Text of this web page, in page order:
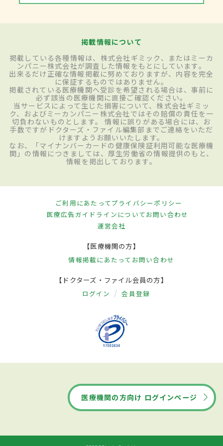
掲載情報について
掲載している各種情報は、株式会社ギミック、またはミーカ
ンパニー株式会社が調査した情報をもとにしています。
出来るだけ正確な情報掲載に努めておりますが、内容を完全
に保証するものではありません。
掲載されている医療機関へ受診を希望される場合は、事前に
必ず該当の医療機関に直接ご確認ください。
当サービスによって生じた損害について、株式会社ギミッ
ク、およびミーカンパニー株式会社ではその賠償の責任を一
切負わないものとします。 情報に誤りがある場合には、お
手数ですがドクターズ・ファイル編集部までご連絡をいただ
けますようお願いいたします。
なお、「マイナンバーカードの健康保険証利用可能な医療機
関」の情報につきましては、厚生労働省の情報提供のもと、
情報を掲出しております。
ご利用にあたってプライバシーポリシー
医療広告ガイドラインについてお問い合わせ
運営会社
【医療機関の方】
情報掲載にあたって お問い合わせ
【ドクターズ・ファイル会員の方】
ログイン 会員登録
医療機関の方向け ログインページ